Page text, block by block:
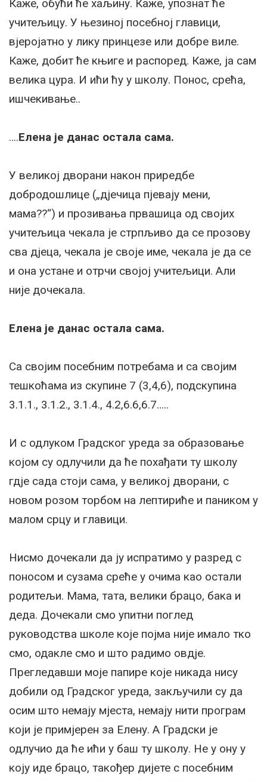
Каже, обући ће хаљину. Каже, упознат ће
учитељицу. У њезиној посебној главици,
вјеројатно у лику принцезе или добре виле.
Каже, добит ће књиге и распоред. Каже, ја сам
велика цура. И ићи ћу у школу. Понос, срећа,
ишчекивање..
….Елена је данас остала сама.
У великој дворани након приредбе
добродошлице („дјечица пјевају мени,
мама??“) и прозивања првашица од својих
учитељица чекала је стрпљиво да се прозову
сва дјеца, чекала је своје име, чекала је да се
и она устане и отрчи својој учитељици. Али
није дочекала.
Елена је данас остала сама.
Са својим посебним потребама и са својим
тешкоћама из скупине 7 (3,4,6), подскупина
3.1.1., 3.1.2., 3.1.4., 4.2,6.6,6.7…..
И с одлуком Градског уреда за образовање
којом су одлучили да ће похађати ту школу
гдје сада стоји сама, у великој дворани, с
новом розом торбом на лептириће и паником у
малом срцу и главици.
Нисмо дочекали да ју испратимо у разред с
поносом и сузама среће у очима као остали
родитељи. Мама, тата, велики брацо, бака и
деда. Дочекали смо упитни поглед
руководства школе које појма није имало тко
смо, одакле смо и што радимо овдје.
Прегледавши моје папире које никада нису
добили од Градског уреда, закључили су да
осим што немају мјеста, немају нити програм
који је примјерен за Елену. А Градски је
одлучио да ће ићи у баш ту школу. Не у ону у
коју иде брацо, такођер дијете с посебним